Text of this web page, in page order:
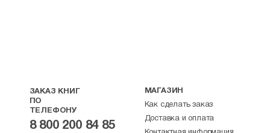
ЗАКАЗ КНИГ
ПО
ТЕЛЕФОНУ
8 800 200 84 85
МАГАЗИН
Как сделать заказ
Доставка и оплата